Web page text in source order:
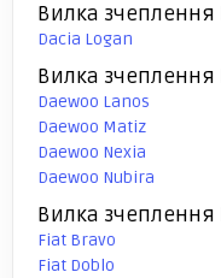
Вилка зчеплення
Dacia Logan
Вилка зчеплення
Daewoo Lanos
Daewoo Matiz
Daewoo Nexia
Daewoo Nubira
Вилка зчеплення
Fiat Bravo
Fiat Doblo